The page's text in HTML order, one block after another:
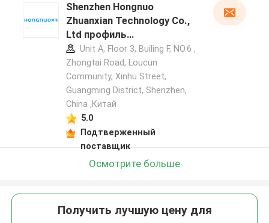
Shenzhen Hongnuo
Zhuanxian Technology Co.,
Ltd профиль
производителя
Unit A, Floor 3, Builing F, NO.6 ,
Zhongtai Road, Loucun
Community, Xinhu Street,
Guangming District, Shenzhen,
China ,Китай
5.0
Подтверженный
поставщик
Осмотрите больше
Получить лучшую цену для